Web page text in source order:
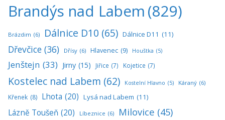
Brandýs nad Labem (829)
Brázdim (6) Dálnice D10 (65) Dálnice D11 (11)
Dřevčice (36) Dřísy (6) Hlavenec (9) Houštka (5)
Jenštejn (33) Jirny (15) Jiřice (7) Kojetice (7)
Kostelec nad Labem (62) Kostelní Hlavno (5) Káraný (6)
Křenek (8) Lhota (20) Lysá nad Labem (11)
Lázně Toušeň (20) Líbeznice (6) Milovice (45)